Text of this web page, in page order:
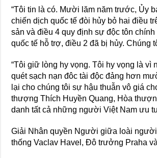
“Tôi tin là có. Mười lăm năm trước, Ủy
chiến dịch quốc tế đòi hủy bỏ hai điều
sản và điều 4 quy định sự độc tôn
quốc tế hỗ trợ, điều 2 đã bị hủy. Chúng
“Tôi giữ lòng hy vọng. Tôi hy vọng là vì
quét sạch nạn đôc tài độc đảng hơn
lại cho chúng tôi sự hậu thuẫn vô giá
thượng Thích Huyền Quang, Hòa
danh tất cả những người Việt Nam ưu
Giải Nhân quyền Người giữa loài
thống Vaclav Havel, Ðô trưởng Praha